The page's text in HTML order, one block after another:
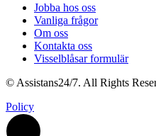
Jobba hos oss
Vanliga frågor
Om oss
Kontakta oss
Visselblåsar formulär
© Assistans24/7. All Rights
Policy